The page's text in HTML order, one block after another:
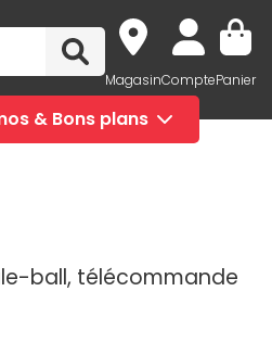
MagasinComptePanier
& Bons plans
ball, télécommande